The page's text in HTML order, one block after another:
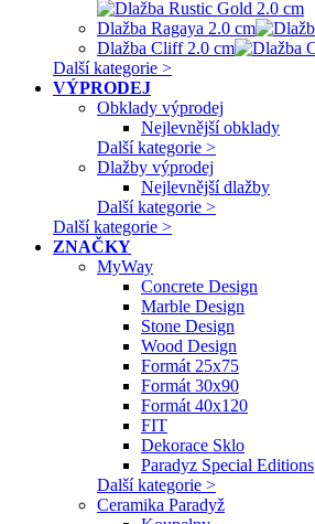
Dlažba Ragaya 2.0 cm
Dlažba Cliff 2.0 cm
Další kategorie >
VÝPRODEJ
Obklady výprodej
Nejlevnější obklady
Další kategorie >
Dlažby výprodej
Nejlevnější dlažby
Další kategorie >
Další kategorie >
ZNAČKY
MyWay
Concrete Design
Marble Design
Stone Design
Wood Design
Formát 25x75
Formát 30x90
Formát 40x120
FIT
Dekorace Sklo
Paradyz Special Editions
Další kategorie >
Ceramika Paradyž